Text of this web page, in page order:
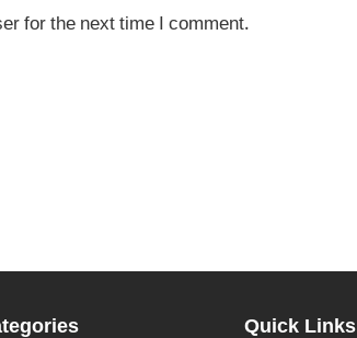
for the next time I comment.
Quick Links